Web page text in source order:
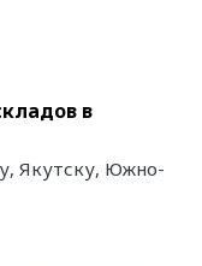
в
Якутску, Южно-